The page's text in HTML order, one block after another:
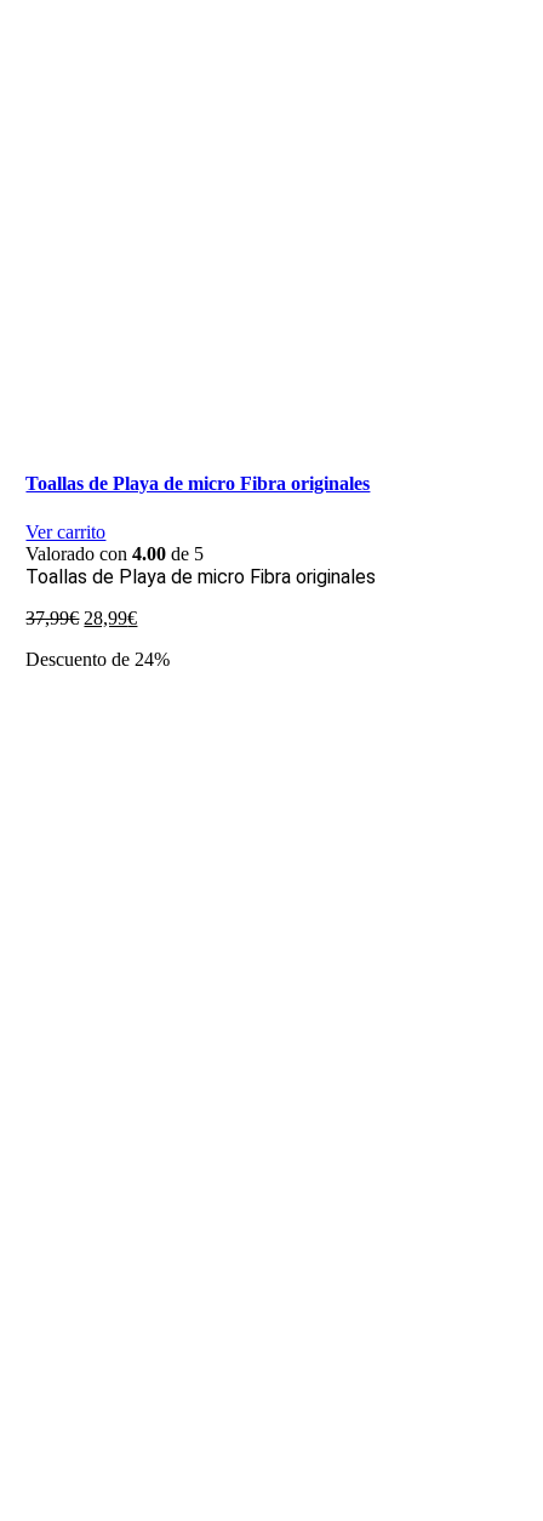
Toallas de Playa de micro Fibra originales
Ver carrito
Valorado con4.00 de 5
Toallas de Playa de micro Fibra originales
37,99€ El
original
28,99€El
actual
Descuento de 24%